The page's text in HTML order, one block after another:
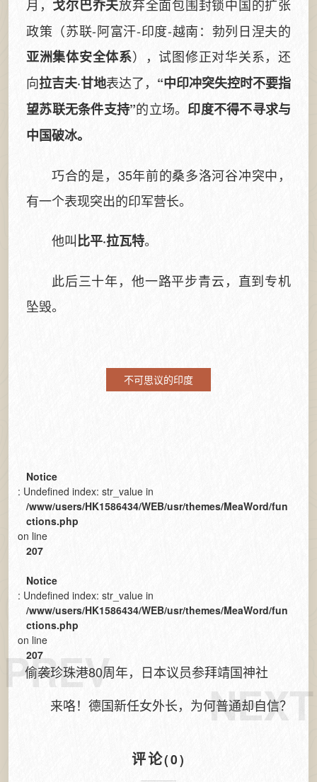
月， 戈尔巴乔夫放弃全面包围封锁中国的扩张
政策（苏联-阿富汗-印度-越南：勃列日涅夫的
亚洲集体安全体系），试图修正对华关系，还
向拉吉夫·甘地表达了， “中印冲突失控时不要指
望苏联无条件支持”的立场。 印度不得不寻求与
中国破冰。
巧合的是，35年前的桑多洛河谷冲突中，
有一个表现突出的印军营长。
他叫比平·拉瓦特。
此后三十年，他一路平步青云，直到专机
坠毁。
不可思议的印度
Notice
: Undefined index: str_value in
/www/users/HK1586434/WEB/usr/themes/MeaWord/fun
ctions.php
on line
207
Notice
: Undefined index: str_value in
/www/users/HK1586434/WEB/usr/themes/MeaWord/fun
ctions.php
on line
207
PREV
偷袭珍珠港80周年，日本议员参拜靖国神社
NEXT
来咯！德国新任女外长，为何普通却自信？
评论(0)